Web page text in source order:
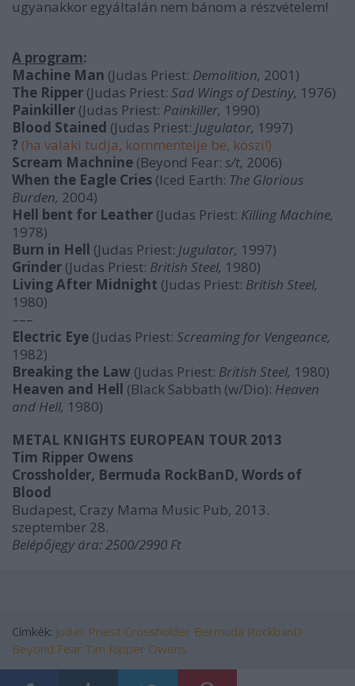
ugyanakkor egyáltalán nem bánom a részvételem!
A program:
Machine Man (Judas Priest: Demolition, 2001)
The Ripper (Judas Priest: Sad Wings of Destiny, 1976)
Painkiller (Judas Priest: Painkiller, 1990)
Blood Stained (Judas Priest: Jugulator, 1997)
? (ha valaki tudja, kommentelje be, köszi!)
Scream Machnine (Beyond Fear: s/t, 2006)
When the Eagle Cries (Iced Earth: The Glorious
Burden, 2004)
Hell bent for Leather (Judas Priest: Killing Machine,
1978)
Burn in Hell (Judas Priest: Jugulator, 1997)
Grinder (Judas Priest: British Steel, 1980)
Living After Midnight (Judas Priest: British Steel,
1980)
–––
Electric Eye (Judas Priest: Screaming for Vengeance,
1982)
Breaking the Law (Judas Priest: British Steel, 1980)
Heaven and Hell (Black Sabbath (w/Dio): Heaven
and Hell, 1980)
METAL KNIGHTS EUROPEAN TOUR 2013
Tim Ripper Owens
Crossholder, Bermuda RockBanD, Words of
Blood
Budapest, Crazy Mama Music Pub, 2013.
szeptember 28.
Belépőjegy ára: 2500/2990 Ft
Címkék: Judas Priest Crossholder Bermuda RockbanD
Beyond Fear Tim Ripper Owens